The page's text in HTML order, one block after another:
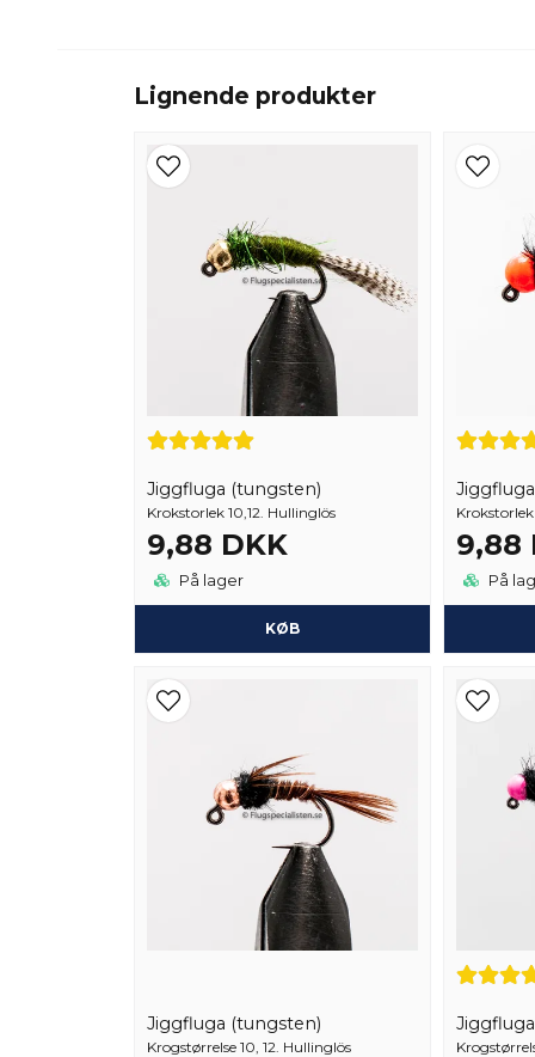
Lignende produkter
Jiggfluga (tungsten)
Krokstorlek 10,12. Hullinglös
9,88 DKK
På lager
KØB
9,88
På
Jiggfluga (tungsten)
Krogstørrelse 10, 12. Hullinglös